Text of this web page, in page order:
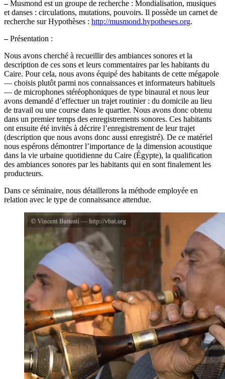
–Musmond est un groupe de recherche : Mondialisation, musiques
et danses : circulations, mutations, pouvoirs. Il possède un carnet de
recherche sur Hypothèses : http://musmond.hypotheses.org.
–Présentation :
Nous avons cherché à recueillir des ambiances sonores et la
description de ces sons et leurs commentaires par les habitants du
Caire. Pour cela, nous avons équipé des habitants de cette mégapole
— choisis plutôt parmi nos connaissances et informateurs habituels
— de microphones stéréophoniques de type binaural et nous leur
avons demandé d’effectuer un trajet routinier : du domicile au lieu
de travail ou une course dans le quartier. Nous avons donc obtenu
dans un premier temps des enregistrements sonores. Ces habitants
ont ensuite été invités à décrire l’enregistrement de leur trajet
(description que nous avons donc aussi enregistré). De ce matériel
nous espérons démontrer l’importance de la dimension acoustique
dans la vie urbaine quotidienne du Caire (Égypte), la qualification
des ambiances sonores par les habitants qui en sont finalement les
producteurs.
Dans ce séminaire, nous détaillerons la méthode employée en
relation avec le type de connaissance attendue.